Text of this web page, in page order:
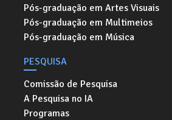
Pós-graduação em Artes Visuais
Pós-graduação em Multimeios
Pós-graduação em Música
PESQUISA
Comissão de Pesquisa
A Pesquisa no IA
Programas